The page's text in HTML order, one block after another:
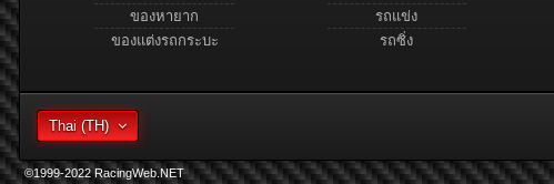
ของหายาก
ของแต่งรถกระบะ
รถแข่ง
รถซิ่ง
Thai (TH)
©1999-2022 RacingWeb.NET